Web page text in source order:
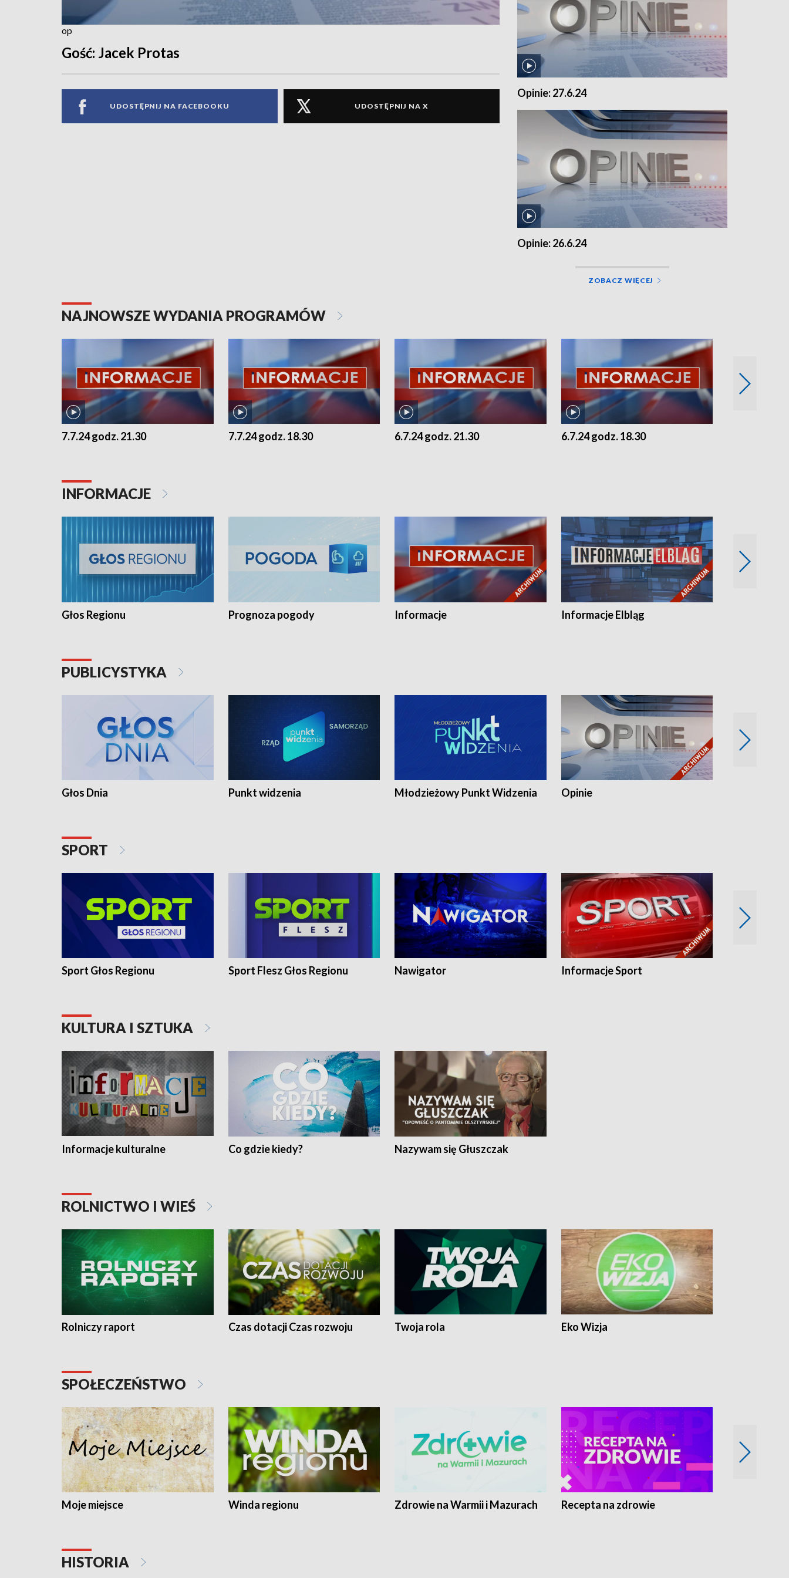
op
Gość: Jacek Protas
UDOSTĘPNIJ NA FACEBOOKU UDOSTĘPNIJ NA X
Opinie: 27.6.24
Opinie: 26.6.24
ZOBACZ WIĘCEJ
NAJNOWSZE WYDANIA PROGRAMÓW
7.7.24 godz. 21.30 7.7.24 godz. 18.30 6.7.24 godz. 21.30 6.7.24 godz. 18.30
INFORMACJE
Głos Regionu Prognoza pogody Informacje Informacje Elbląg
PUBLICYSTYKA
Głos Dnia Punkt widzenia Młodzieżowy Punkt Widzenia Opinie
SPORT
Sport Głos Regionu Sport Flesz Głos Regionu Nawigator Informacje Sport
KULTURA I SZTUKA
Informacje kulturalne Co gdzie kiedy? Nazywam się Głuszczak
ROLNICTWO I WIEŚ
Rolniczy raport Czas dotacji Czas rozwoju Twoja rola Eko Wizja
SPOŁECZEŃSTWO
Moje miejsce Winda regionu Zdrowie na Warmii i Mazurach Recepta na zdrowie
HISTORIA